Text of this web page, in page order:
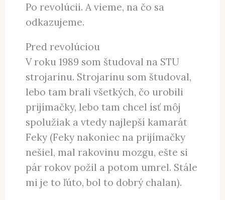
Po revolúcii. A vieme, na čo sa
odkazujeme.
Pred revolúciou
V roku 1989 som študoval na STU
strojarinu. Strojarinu som študoval,
lebo tam brali všetkých, čo urobili
prijímačky, lebo tam chcel ísť môj
spolužiak a vtedy najlepší kamarát
Feky (Feky nakoniec na prijímačky
nešiel, mal rakovinu mozgu, ešte si
pár rokov požil a potom umrel. Stále
mi je to ľúto, bol to dobrý chalan).